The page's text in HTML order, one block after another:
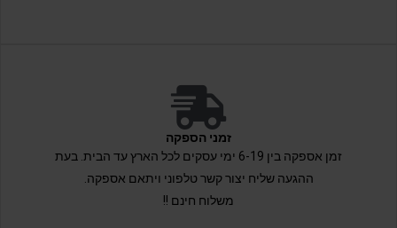
זמני הספקה
זמן אספקה בין 6-19 ימי עסקים לכל הארץ עד הבית. בעת
ההגעה שליח יצור קשר טלפוני ויתאם אספקה.
משלוח חינם !!